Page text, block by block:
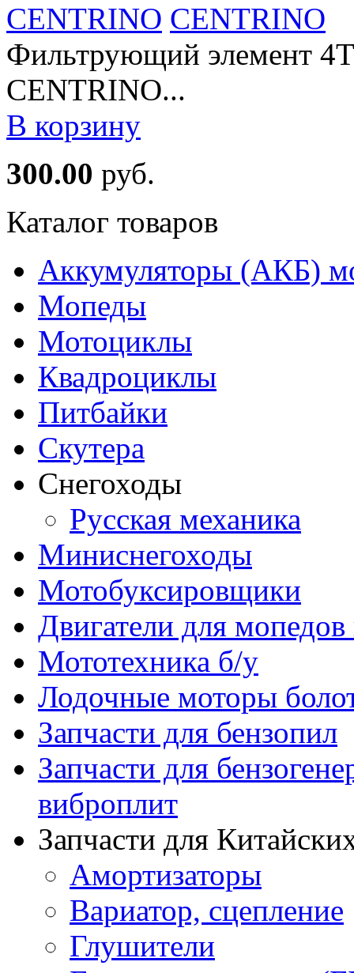
CENTRINO
Фильтрующий элемент
CENTRINO...
В корзину
300.00 руб.
Каталог товаров
Аккумуляторы (АКБ)
Мопеды
Мотоциклы
Квадроциклы
Питбайки
Скутера
Снегоходы
Русская механика
Миниснегоходы
Мотобуксировщики
Двигатели для
Мототехника б/у
Лодочные моторы
Запчасти для бензопил
Запчасти для
виброплит
Запчасти для
Амортизаторы
Вариатор, сцепление
Глушители